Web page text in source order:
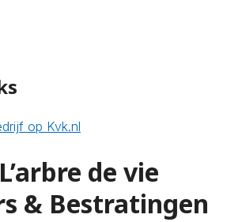
op Kvk.nl
de vie
& Bestratingen